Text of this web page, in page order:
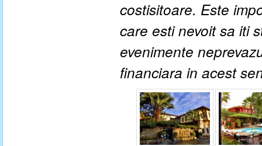
costisitoare. Este
care esti nevoit sa iti
evenimente
financiara in acest